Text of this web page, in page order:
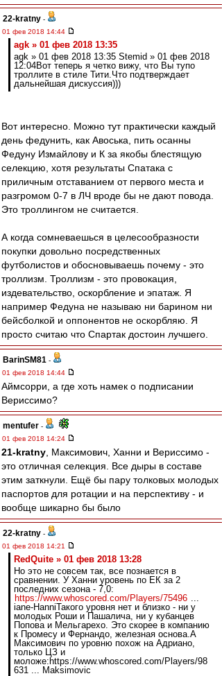
22-kratny -
01 фев 2018 14:44
agk » 01 фев 2018 13:35
agk » 01 фев 2018 13:35 Stemid » 01 фев 2018
12:04Вот теперь я четко вижу, что Вы тупо
троллите в стиле Тити.Что подтверждает
дальнейшая дискуссия)))
Вот интересно. Можно тут практически каждый
день федунить, как Авоська, пить осанны
Федуну Измайлову и К за якобы блестящую
селекцию, хотя результаты Спатака с
приличным отставанием от первого места и
разгромом 0-7 в ЛЧ вроде бы не дают повода.
Это троллингом не считается.
А когда сомневаешься в целесообразности
покупки довольно посредственных
футболистов и обосновываешь почему - это
троллизм. Троллизм - это провокация,
издевательство, оскорбление и эпатаж. Я
например Федуна не называю ни барином ни
бейсболкой и оппонентов не оскорбляю. Я
просто считаю что Спартак достоин лучшего.
BarinSM81 -
01 фев 2018 14:44
Аймсорри, а где хоть намек о подписании
Вериссимо?
mentufer -
01 фев 2018 14:24
21-kratny , Максимович, Ханни и Вериссимо -
это отличная селекция. Все дыры в составе
этим заткнули. Ещё бы пару толковых молодых
паспортов для ротации и на перспективу - и
вообще шикарно бы было
22-kratny -
01 фев 2018 14:21
RedQuite » 01 фев 2018 13:28
Но это не совсем так, все познается в
сравнении. У Ханни уровень по ЕК за 2
последних сезона - 7,0:
https://www.whoscored.com/Players/75496 ...
iane-HanniТакого уровня нет и близко - ни у
молодых Роши и Пашалича, ни у кубанцев
Попова и Мельгарехо. Это скорее в компанию
к Промесу и Фернандо, железная основа.А
Максимович по уровню похож на Адриано,
только ЦЗ и
моложе:https://www.whoscored.com/Players/98
631 ... Maksimovic